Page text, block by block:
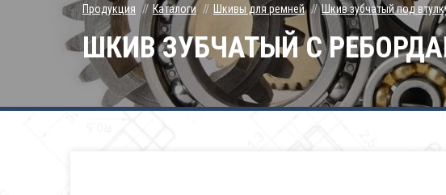
Продукция Каталоги Шкивы для ремней Шкив зубчатый под
ШКИВ ЗУБЧАТЫЙ С